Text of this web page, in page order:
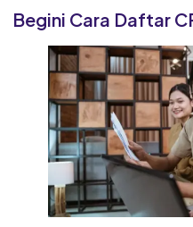
Begini Cara Daftar